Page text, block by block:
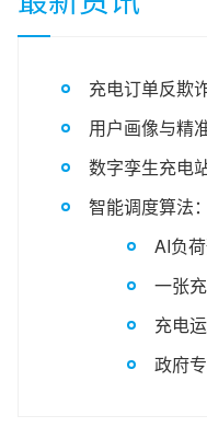
充电订单反欺
用户画像与精
数字孪生充电
智能调度算法
AI负
一张
充电
政府